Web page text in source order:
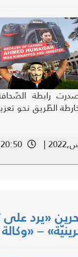
رابطة الصّحافة
الطّريق نحو
20:50 |
«يرد على
– «وكالة